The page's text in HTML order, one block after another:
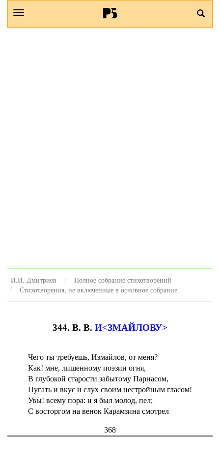
И.И. Дмитриев
Полное собрание стихотворений
Стихотворения, не включенные в основное собрание
344. В. В. И<ЗМАЙЛОВУ>
Чего ты требуешь, Измайлов, от меня?
Как! мне, лишенному поэзии огня,
В глубокой старости забытому Парнасом,
Пугать и вкус и слух своим нестройным гласом!
Увы! всему пора: и я был молод, пел;
С восторгом на венок Карамзина смотрел
368